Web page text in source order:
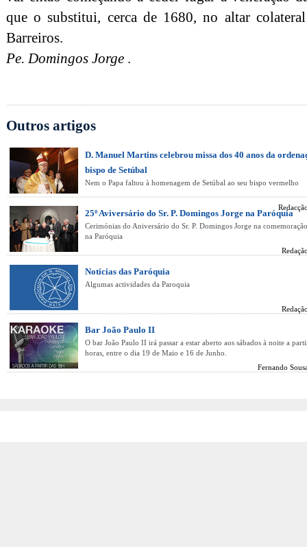
que o substitui, cerca de 1680, no altar
Barreiros.
Pe. Domingos Jorge .
Outros artigos
D. Manuel Martins celebrou missa dos 40 anos da
bispo de Setúbal
Nem o Papa faltou à homenagem de Setúbal ao seu bispo vermelho
25º Aviversário do Sr. P. Domingos Jorge na Paróquia
Cerimónias do Aniversário do Sr. P. Domingos Jorge na
na Paróquia
Noticias das Paróquia
Algumas actividades da Paroquia
Bar João Paulo II
Fernando
O bar João Paulo II irá passar a estar aberto aos sábados à noite a
horas, entre o dia 19 de Maio e 16 de Junho.